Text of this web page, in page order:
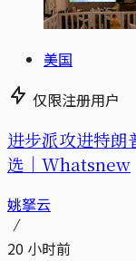
美国
仅限注册用户
进步派攻进特朗
选｜Whatsnew
姚拏云
20 小时前